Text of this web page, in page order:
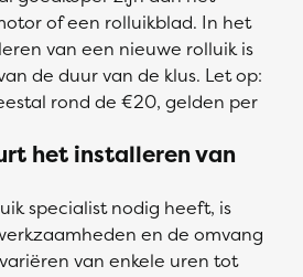
of een rolluikblad. In het
van een nieuwe rolluik is
de duur van de klus. Let op:
rond de €20, gelden per
het installeren van
specialist nodig heeft, is
en de omvang
van enkele uren tot